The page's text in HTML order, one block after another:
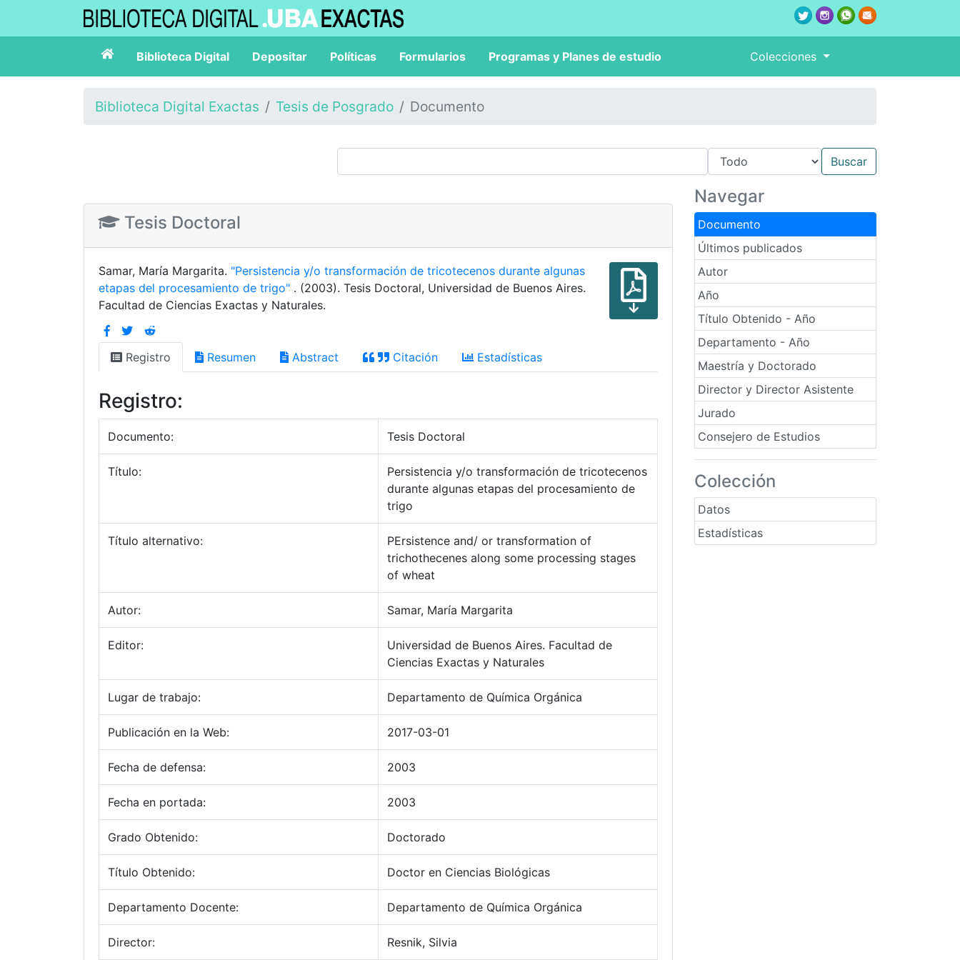
Biblioteca Digital Depositar Políticas Formularios Programas y Planes de estudio Colecciones
Biblioteca Digital Exactas Tesis de Posgrado Documento
Navegar
Documento
Últimos publicados
Autor
Año
Título Obtenido - Año
Departamento - Año
Maestría y Doctorado
Director y Director Asistente
Jurado
Consejero de Estudios
Colección
Datos
Estadísticas
Tesis Doctoral
Samar, María Margarita. "Persistencia y/o transformación de tricotecenos durante algunas
etapas del procesamiento de trigo" . (2003). Tesis Doctoral, Universidad de Buenos Aires.
Facultad de Ciencias Exactas y Naturales.
Registro Resumen Abstract Citación Estadísticas
Registro:
Documento: Tesis Doctoral
Título:
Persistencia y/o transformación de tricotecenos
durante algunas etapas del procesamiento de
trigo
Título alternativo:
PErsistence and/ or transformation of
trichothecenes along some processing stages
of wheat
Autor: Samar, María Margarita
Editor:
Universidad de Buenos Aires. Facultad de
Ciencias Exactas y Naturales
Lugar de trabajo: Departamento de Química Orgánica
Publicación en la Web: 2017-03-01
Fecha de defensa: 2003
Fecha en portada: 2003
Grado Obtenido: Doctorado
Título Obtenido: Doctor en Ciencias Biológicas
Departamento Docente: Departamento de Química Orgánica
Director: Resnik, Silvia